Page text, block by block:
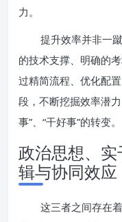
力。
提升效率并非一
的技术支撑、明确的
过精简流程、优化配
段，不断挖掘效率潜
事”、“干好事”的转变。
政治思想、
辑与协同效应
这三者之间存在